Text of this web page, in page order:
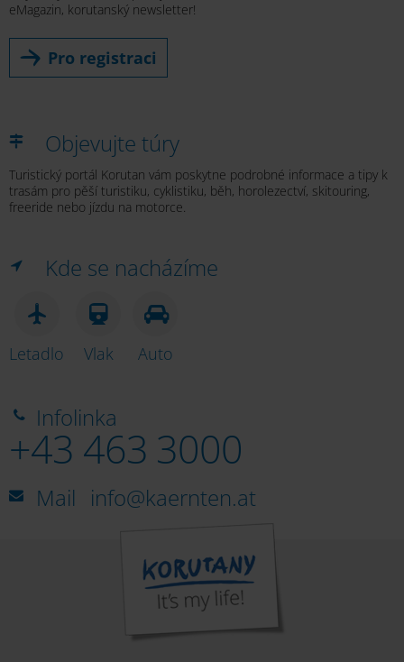
eMagazin, korutanský newsletter!
Pro registraci
Objevujte túry
Turistický portál Korutan vám poskytne podrobné informace a tipy k
trasám pro pěší turistiku, cyklistiku, běh, horolezectví, skitouring,
freeride nebo jízdu na motorce.
Kde se nacházíme
Letadlo Vlak Auto
Infolinka
+43 463 3000
Mail info@kaernten.at